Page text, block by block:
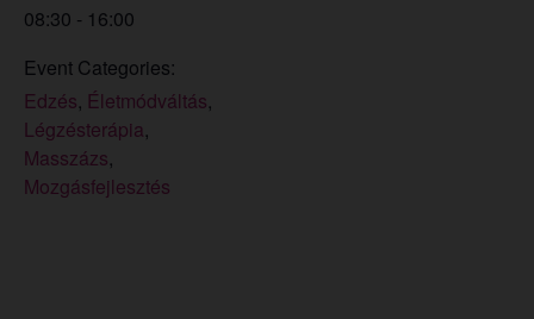
08:30 - 16:00
Event Categories:
Edzés, Életmódváltás,
Légzésterápia,
Masszázs,
Mozgásfejlesztés